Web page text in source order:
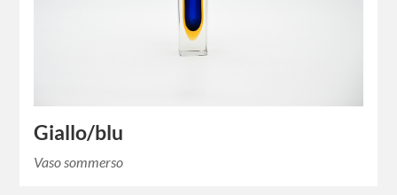
Giallo/blu
Vaso sommerso